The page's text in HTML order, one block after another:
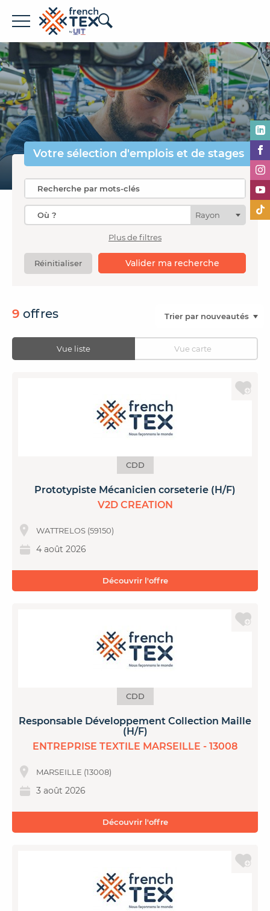
Offres d'emploi
Entreprises
Métiers
Formations
À propos de French TEX
Espace recruteur
Votre sélection d'emplois et de stages
Rayon
Plus de filtres
Valider ma recherche
Réinitialiser
9 offres
Vue liste Vue carte
CDD
Prototypiste Mécanicien corseterie (H/F)
V2D CREATION
WATTRELOS (59150)
4 août 2026
Découvrir l'offre
CDD
Responsable Développement Collection Maille
(H/F)
ENTREPRISE TEXTILE MARSEILLE - 13008
MARSEILLE (13008)
3 août 2026
Découvrir l'offre